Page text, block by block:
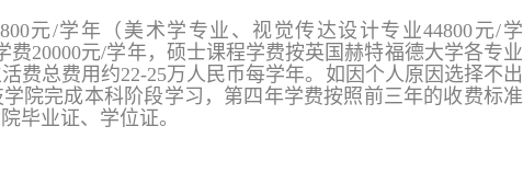
元/学年（美术学专业、视觉传达设计专业44800元/学
费20000元/学年，硕士课程学费按英国赫特福德大学各专业
费总费用约22-25万人民币每学年。如因个人原因选择不出
院完成本科阶段学习，第四年学费按照前三年的收费标准
毕业证、学位证。